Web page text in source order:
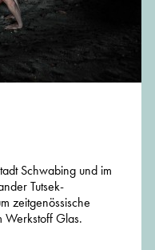
Schwabing und im
Tutsek-
zeitgenössische
Werkstoff Glas.